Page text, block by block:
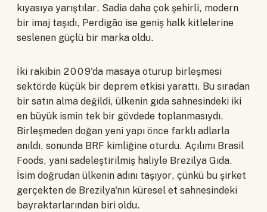
kıyasıya yarıştılar. Sadia daha çok şehirli, modern
bir imaj taşıdı, Perdigão ise geniş halk kitlelerine
seslenen güçlü bir marka oldu.
İki rakibin 2009'da masaya oturup birleşmesi
sektörde küçük bir deprem etkisi yarattı. Bu sıradan
bir satın alma değildi, ülkenin gıda sahnesindeki iki
en büyük ismin tek bir gövdede toplanmasıydı.
Birleşmeden doğan yeni yapı önce farklı adlarla
anıldı, sonunda BRF kimliğine oturdu. Açılımı Brasil
Foods, yani sadeleştirilmiş haliyle Brezilya Gıda.
İsim doğrudan ülkenin adını taşıyor, çünkü bu şirket
gerçekten de Brezilya'nın küresel et sahnesindeki
bayraktarlarından biri oldu.